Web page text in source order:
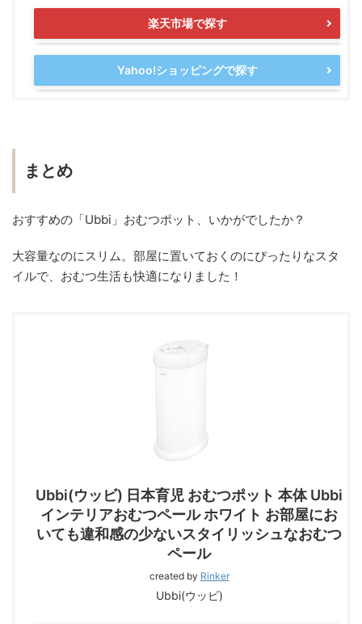
楽天市場で探す
Yahoo!ショッピングで探す
まとめ
おすすめの「Ubbi」おむつポット、いかがでしたか？
大容量なのにスリム。部屋に置いておくのにぴったりなスタ
イルで、おむつ生活も快適になりました！
Ubbi(ウッビ) 日本育児 おむつポット 本体 Ubbi
インテリアおむつペール ホワイト お部屋にお
いても違和感の少ないスタイリッシュなおむつ
ペール
created by Rinker
Ubbi(ウッビ)